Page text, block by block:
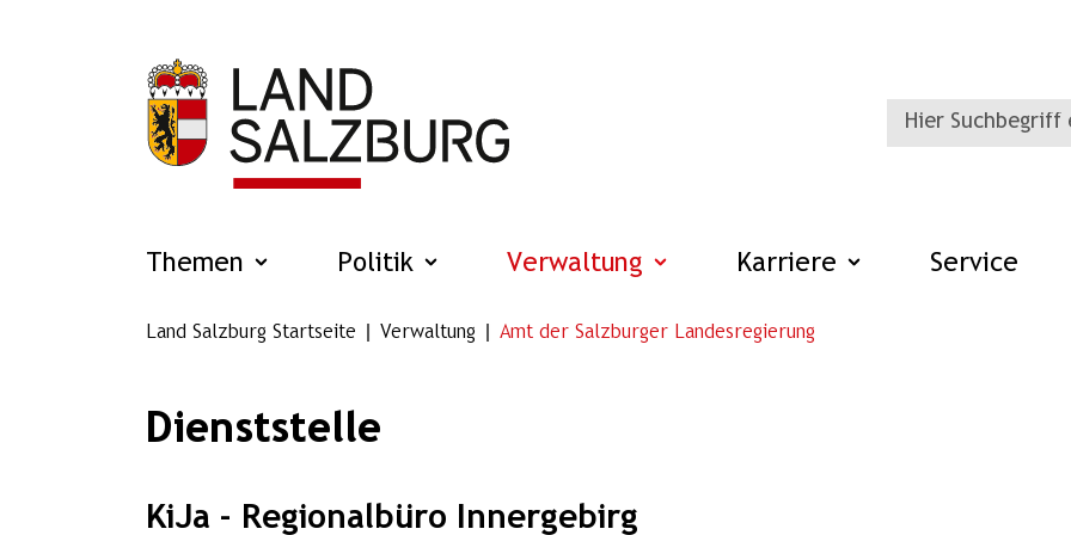
Themen Politik Verwaltung Karriere Service
Land Salzburg Startseite Verwaltung Amt der Salzburger Landesregierung
Dienststelle
KiJa - Regionalbüro Innergebirg